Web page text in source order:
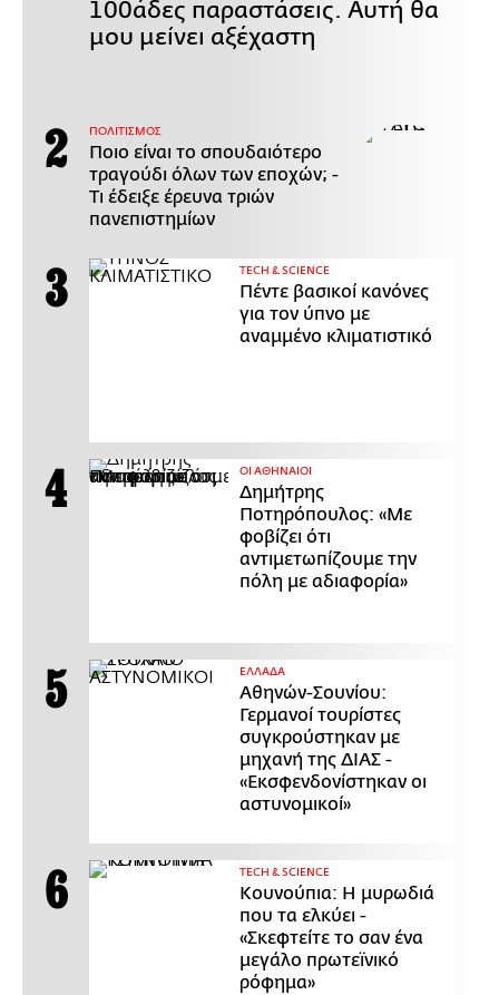
100άδες παραστάσεις. Αυτή θα
μου μείνει αξέχαστη
ΠΟΛΙΤΙΣΜΟΣ
Ποιο είναι το σπουδαιότερο
τραγούδι όλων των εποχών; -
Τι έδειξε έρευνα τριών
πανεπιστημίων
ΤECH & SCIENCE
Πέντε βασικοί κανόνες
για τον ύπνο με
αναμμένο κλιματιστικό
ΟΙ ΑΘΗΝΑΙΟΙ
Δημήτρης
Ποτηρόπουλος: «Με
φοβίζει ότι
αντιμετωπίζουμε την
πόλη με αδιαφορία»
ΕΛΛΑΔΑ
Αθηνών-Σουνίου:
Γερμανοί τουρίστες
συγκρούστηκαν με
μηχανή της ΔΙΑΣ -
«Εκσφενδονίστηκαν οι
αστυνομικοί»
ΤECH & SCIENCE
Κουνούπια: Η μυρωδιά
που τα ελκύει -
«Σκεφτείτε το σαν ένα
μεγάλο πρωτεϊνικό
ρόφημα»